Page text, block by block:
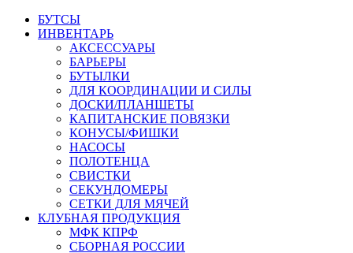
БУТСЫ
ИНВЕНТАРЬ
АКСЕССУАРЫ
БАРЬЕРЫ
БУТЫЛКИ
ДЛЯ КООРДИНАЦИИ И СИЛЫ
ДОСКИ/ПЛАНШЕТЫ
КАПИТАНСКИЕ ПОВЯЗКИ
КОНУСЫ/ФИШКИ
НАСОСЫ
ПОЛОТЕНЦА
СВИСТКИ
СЕКУНДОМЕРЫ
СЕТКИ ДЛЯ МЯЧЕЙ
КЛУБНАЯ ПРОДУКЦИЯ
МФК КПРФ
СБОРНАЯ РОССИИ